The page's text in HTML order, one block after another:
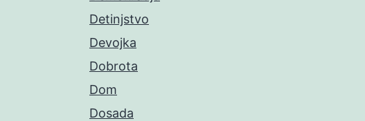
Detinjstvo
Devojka
Dobrota
Dom
Dosada